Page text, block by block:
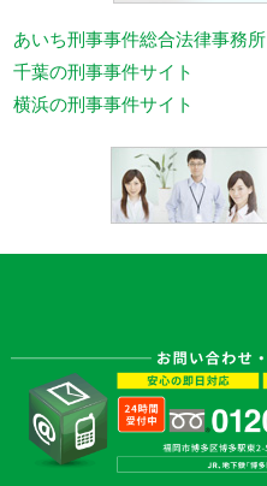
あいち刑事事件総合法律事務所
千葉の刑事事件サイト
横浜の刑事事件サイト